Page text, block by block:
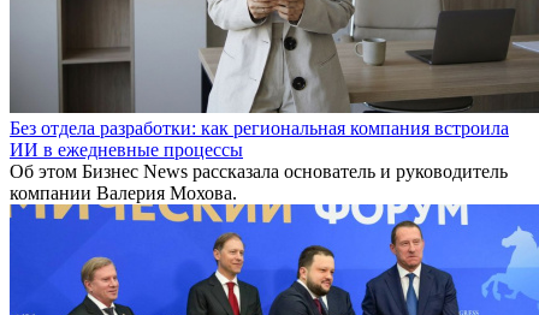
Без отдела разработки: как региональная компания встроила
ИИ в ежедневные процессы
Об этом Бизнес News рассказала основатель и руководитель
компании Валерия Мохова.